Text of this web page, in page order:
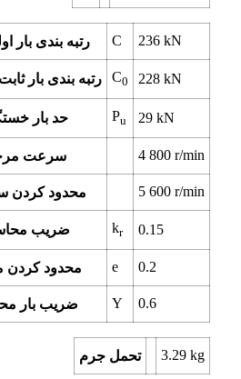
رتبه بندی بار C 236kN
رتبه بندی بار C0 228kN
حد بار Pu 29kN
سرعت 4 800r/min
محدود کردن 5 600r/min
ضریب kr 0.15
محدود کردن e 0.2
ضریب بار Y 0.6
تحمل جرم 3.29kg